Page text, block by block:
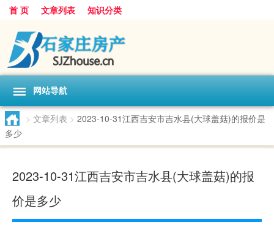
首 页 文章列表 知识分类
网站导航
> 文章列表 > 2023-10-31江西吉安市吉水县(大球盖菇)的报价是
多少
2023-10-31江西吉安市吉水县(大球盖菇)的报
价是多少